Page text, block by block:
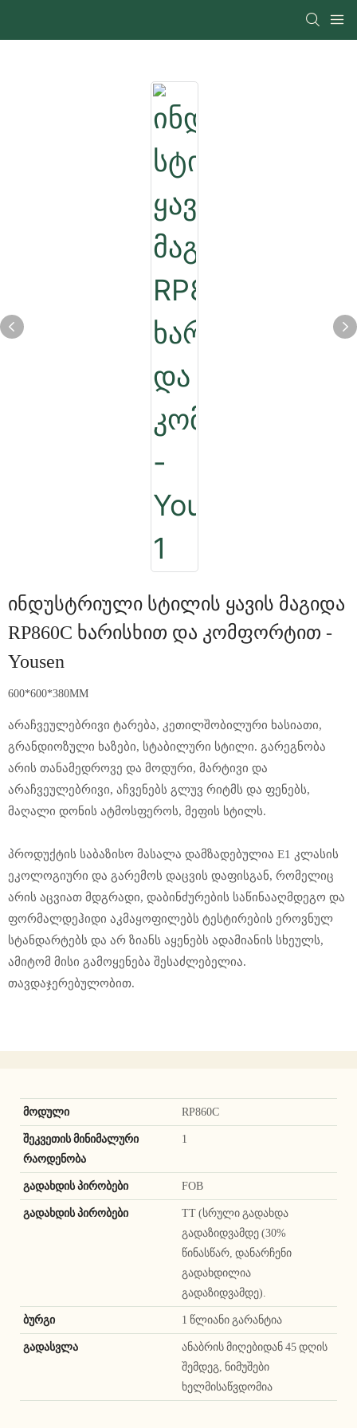
Ინდუსტრიული Სტილის Ყავის Მაგიდა
RP860C Ხარისხით Და Კომფორტით -
Yousen
600*600*380MM
არაჩვეულებრივი ტარება, კეთილშობილური ხასიათი,
გრანდიოზული ხაზები, სტაბილური სტილი. გარეგნობა
არის თანამედროვე და მოდური, მარტივი და
არაჩვეულებრივი, აჩვენებს გლუვ რიტმს და ფენებს,
მაღალი დონის ატმოსფეროს, მეფის სტილს.
პროდუქტის საბაზისო მასალა დამზადებულია E1 კლასის
ეკოლოგიური და გარემოს დაცვის დაფისგან, რომელიც
არის აცვიათ მდგრადი, დაბინძურების საწინააღმდეგო და
ფორმალდეჰიდი აკმაყოფილებს ტესტირების ეროვნულ
სტანდარტებს და არ ზიანს აყენებს ადამიანის სხეულს,
ამიტომ მისი გამოყენება შესაძლებელია.
თავდაჯერებულობით.
მოდული RP860C
შეკვეთის მინიმალური
რაოდენობა
1
გადახდის პირობები FOB
გადახდის პირობები
TT (სრული გადახდა
გადაზიდვამდე (30%
წინასწარ, დანარჩენი
გადახდილია
გადაზიდვამდე).
ბურგი 1 წლიანი გარანტია
გადასვლა
ანაბრის მიღებიდან 45 დღის
შემდეგ, ნიმუშები
ხელმისაწვდომია